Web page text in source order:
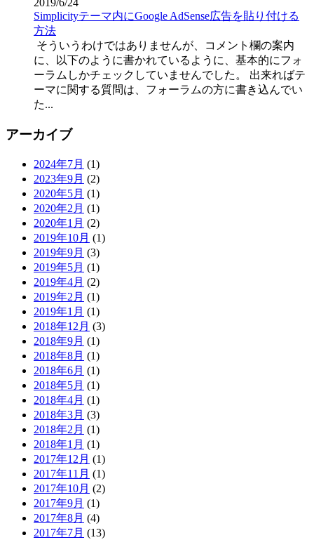
2019/6/24
Simplicityテーマ内にGoogle AdSense広告を貼り付ける
方法
そういうわけではありませんが、コメント欄の案内
に、以下のように書かれているように、基本的にフォ
ーラムしかチェックしていませんでした。 出来ればテ
ーマに関する質問は、フォーラムの方に書き込んでい
た...
アーカイブ
2024年7月 (1)
2023年9月 (2)
2020年5月 (1)
2020年2月 (1)
2020年1月 (2)
2019年10月 (1)
2019年9月 (3)
2019年5月 (1)
2019年4月 (2)
2019年2月 (1)
2019年1月 (1)
2018年12月 (3)
2018年9月 (1)
2018年8月 (1)
2018年6月 (1)
2018年5月 (1)
2018年4月 (1)
2018年3月 (3)
2018年2月 (1)
2018年1月 (1)
2017年12月 (1)
2017年11月 (1)
2017年10月 (2)
2017年9月 (1)
2017年8月 (4)
2017年7月 (13)